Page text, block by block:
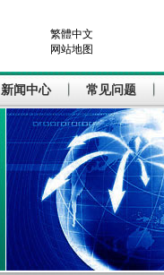
繁體中文
网站地图
新闻中心 常见问题